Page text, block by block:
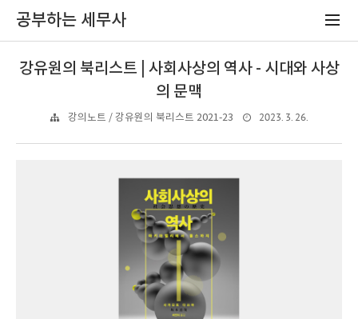
공부하는 세무사
강유원의 북리스트 | 사회사상의 역사 - 시대와 사상
의 문맥
강의노트 / 강유원의 북리스트 2021-23 2023. 3. 26.